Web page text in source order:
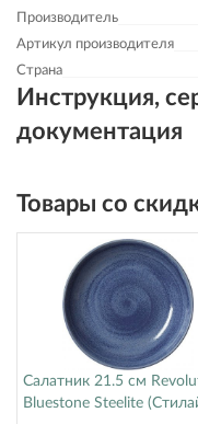
Производитель
Артикул производителя
Страна
Инструкция,
документация
Товары со
Салатник 21.5 см
Bluestone Steelite